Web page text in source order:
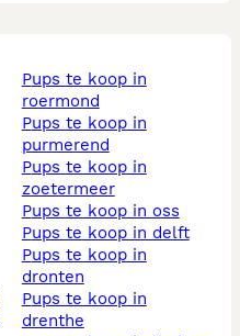
pups te koop in
roermond
pups te koop in
purmerend
pups te koop in
zoetermeer
pups te koop in oss
pups te koop in delft
pups te koop in
dronten
pups te koop in
drenthe